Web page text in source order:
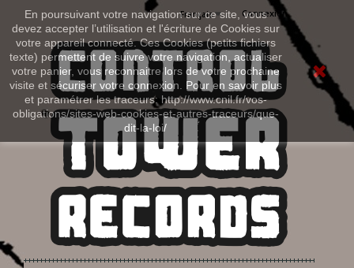
En poursuivant votre navigation sur ce site, vous
devez accepter l’utilisation et l'écriture de Cookies sur
votre appareil connecté. Ces Cookies (petits fichiers
texte) permettent de suivre votre navigation, actualiser
votre panier, vous reconnaitre lors de votre prochaine
visite et sécuriser votre connexion. Pour en savoir plus
et paramétrer les traceurs: http://www.cnil.fr/vos-
obligations/sites-web-cookies-et-autres-traceurs/que-
dit-la-loi/
Connexion
Français